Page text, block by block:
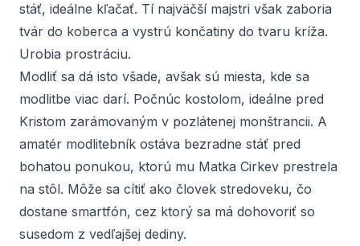
stáť, ideálne kľačať. Tí najväčší majstri však zaboria
tvár do koberca a vystrú končatiny do tvaru kríža.
Urobia prostráciu.
Modliť sa dá isto všade, avšak sú miesta, kde sa
modlitbe viac darí. Počnúc kostolom, ideálne pred
Kristom zarámovaným v pozlátenej monštrancii. A
amatér modlitebník ostáva bezradne stáť pred
bohatou ponukou, ktorú mu Matka Cirkev prestrela
na stôl. Môže sa cítiť ako človek stredoveku, čo
dostane smartfón, cez ktorý sa má dohovoriť so
susedom z vedľajšej dediny.